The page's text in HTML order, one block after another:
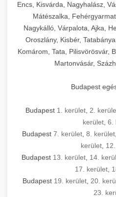
Encs, Kisvárda, Nagyhalász,
Mátészalka,
Nagykálló, Várpalota, Ajka,
Oroszlány, Kisbér,
Komárom, Tata, Pilisvörösvár,
Martonvásár,
Budapest
Budapest 1. kerület 2.
kerület 6.
Budapest 7. kerület, 8. kerület,
kerület
Budapest 13. kerület 14.
17. kerület
Budapest 19. kerület 20.
23.